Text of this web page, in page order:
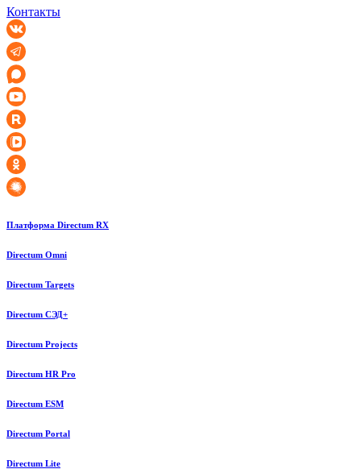
Контакты
Платформа Directum RX
Directum Omni
Directum Targets
Directum СЭД+
Directum Projects
Directum HR Pro
Directum ESM
Directum Portal
Directum Lite